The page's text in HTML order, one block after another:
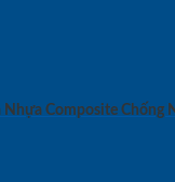
Nhựa Composite Chống